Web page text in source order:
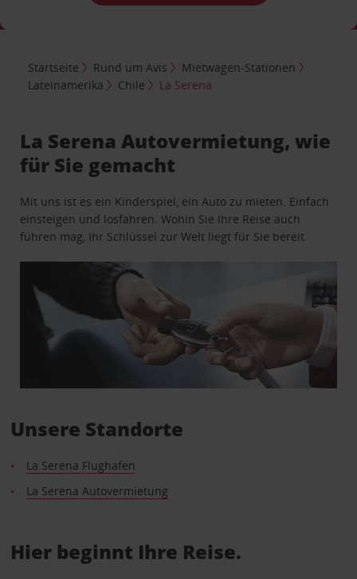
Startseite Rund um Avis
Mietwagen-Stationen
Lateinamerika
Chile La Serena
La Serena Autovermietung, wie
für Sie gemacht
Mit uns ist es ein Kinderspiel, ein Auto zu mieten. Einfach
einsteigen und losfahren. Wohin Sie Ihre Reise auch
führen mag, Ihr Schlüssel zur Welt liegt für Sie bereit.
Unsere Standorte
La Serena Flughafen
La Serena Autovermietung
Hier beginnt Ihre Reise.